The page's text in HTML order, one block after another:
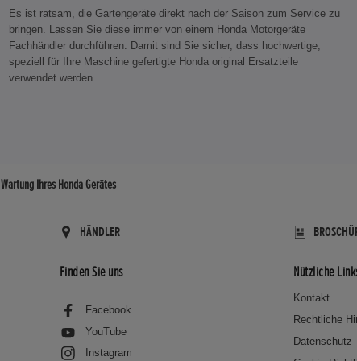
Es ist ratsam, die Gartengeräte direkt nach der Saison zum Service zu
bringen. Lassen Sie diese immer von einem Honda Motorgeräte
Fachhändler durchführen. Damit sind Sie sicher, dass hochwertige,
speziell für Ihre Maschine gefertigte Honda original Ersatzteile
verwendet werden.
Wartung Ihres Honda Gerätes
HÄNDLER
Finden Sie uns
Facebook
YouTube
Instagram
Nützliche
Kontakt
Rechtliche
Datenschutz